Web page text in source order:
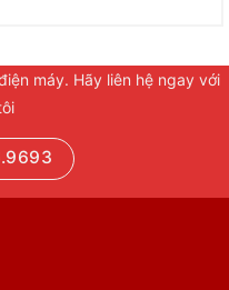
dàng lắp đặt nhiều vị
máy. Hãy liên hệ ngay với